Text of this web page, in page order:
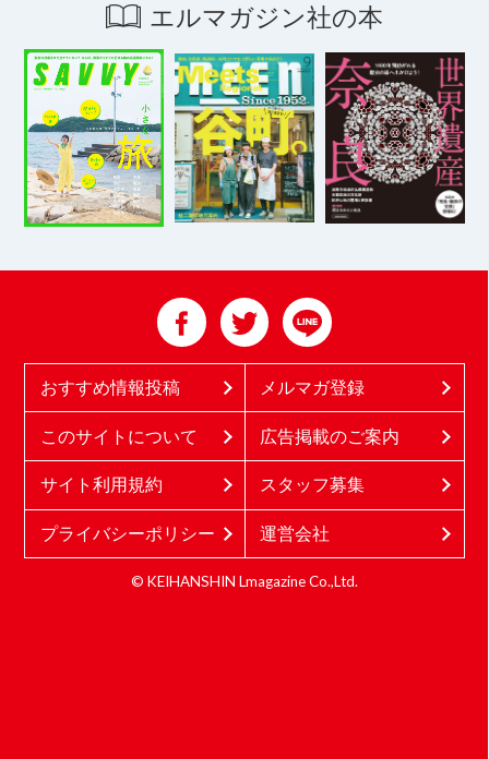
エルマガジン社の本
おすすめ情報投稿 メルマガ登録
このサイトについて 広告掲載のご案内
サイト利用規約 スタッフ募集
プライバシーポリシー 運営会社
© KEIHANSHIN Lmagazine Co.,Ltd.